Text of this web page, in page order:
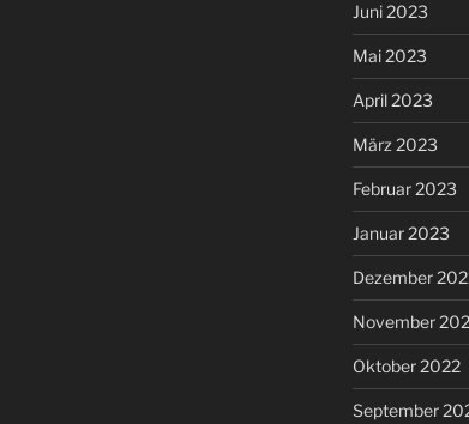
Juni 2023
Mai 2023
April 2023
März 2023
Februar 2023
Januar 2023
Dezember
November
Oktober 2022
September